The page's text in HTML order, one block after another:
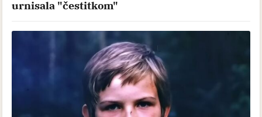
urnisala "čestitkom"